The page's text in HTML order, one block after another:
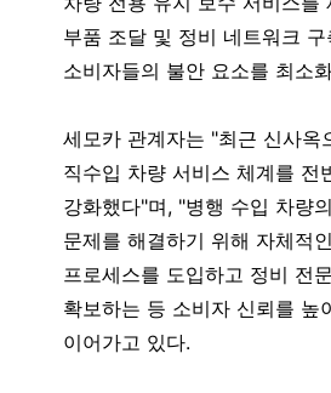
부품 조달 및 정비 네트워크 구
소비자들의 불안 요소를 최소
세모카 관계자는 "최근 신사옥
직수입 차량 서비스 체계를 전
강화했다"며, "병행 수입 차량
문제를 해결하기 위해 자체적
프로세스를 도입하고 정비 전
확보하는 등 소비자 신뢰를 높
이어가고 있다.